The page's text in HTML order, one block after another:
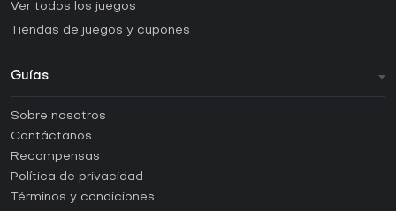
Ver todos los juegos
Tiendas de juegos y cupones
Guías
Guías y tutoriales
¿Cómo activar una CD Key de Steam?
¿Cómo activar una CD Key de Epic Games?
¿Cómo activar una CD Key de GOG?
Sobre nosotros
Contáctanos
Recompensas
Política de privacidad
Términos y condiciones